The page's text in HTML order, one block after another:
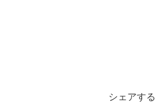
シェアする